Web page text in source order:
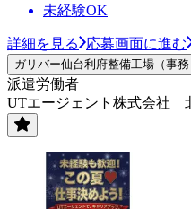
未経験OK
詳細を見る 応募画面に進む
ガリバー仙台利府整備工場（事
派遣労働者
UTエージェント株式会社